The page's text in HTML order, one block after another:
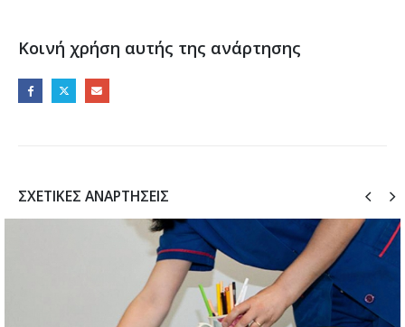
Κοινή χρήση αυτής της ανάρτησης
ΣΧΕΤΙΚΈΣ ΑΝΑΡΤΉΣΕΙΣ